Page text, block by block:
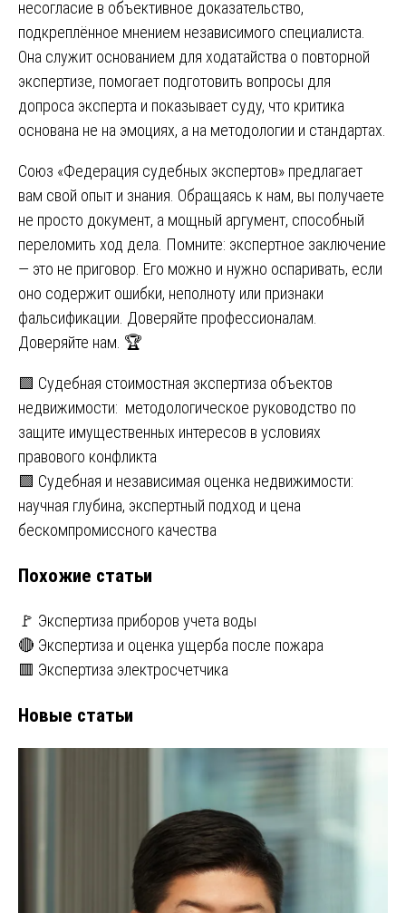
несогласие в объективное доказательство,
подкреплённое мнением независимого специалиста.
Она служит основанием для ходатайства о повторной
экспертизе, помогает подготовить вопросы для
допроса эксперта и показывает суду, что критика
основана не на эмоциях, а на методологии и стандартах.
Союз «Федерация судебных экспертов» предлагает
вам свой опыт и знания. Обращаясь к нам, вы получаете
не просто документ, а мощный аргумент, способный
переломить ход дела. Помните: экспертное заключение
— это не приговор. Его можно и нужно оспаривать, если
оно содержит ошибки, неполноту или признаки
фальсификации. Доверяйте профессионалам.
Доверяйте нам. 🏆
Навигация
по
записям
🟩 Судебная стоимостная экспертиза объектов
недвижимости: методологическое руководство по
защите имущественных интересов в условиях
правового конфликта
🟩 Судебная и независимая оценка недвижимости:
научная глубина, экспертный подход и цена
бескомпромиссного качества
Похожие статьи
🚩 Экспертиза приборов учета воды
🔴 Экспертиза и оценка ущерба после пожара
🟥 Экспертиза электросчетчика
Новые статьи